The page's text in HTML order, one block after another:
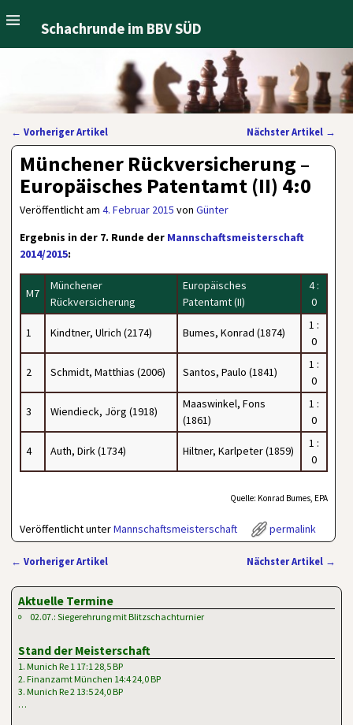
Schachrunde im BBV SÜD
Artikelnavigation
← Vorheriger Artikel Nächster Artikel →
Münchener Rückversicherung –
Europäisches Patentamt (II) 4:0
Veröffentlicht am4. Februar 2015 vonGünter
Ergebnis in der 7. Runde der Mannschaftsmeisterschaft
2014/2015:
M7
Münchener
Rückversicherung
Europäisches
Patentamt (II)
4 :
0
1 Kindtner, Ulrich (2174) Bumes, Konrad (1874)
1 :
0
2 Schmidt, Matthias (2006) Santos, Paulo (1841)
1 :
0
3 Wiendieck, Jörg (1918)
Maaswinkel, Fons
(1861)
1 :
0
4 Auth, Dirk (1734) Hiltner, Karlpeter (1859)
1 :
0
Quelle: Konrad Bumes, EPA
Veröffentlicht unterMannschaftsmeisterschaft permalink
← Vorheriger Artikel Nächster Artikel →
Aktuelle Termine
02.07.: Siegerehrung mit Blitzschachturnier
Stand der Meisterschaft
1. Munich Re 1 17:1 28,5 BP
2. Finanzamt München 14:4 24,0 BP
3. Munich Re 2 13:5 24,0 BP
…